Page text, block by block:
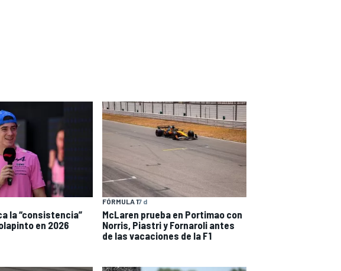
la “consistencia”
en 2026
FÓRMULA 17 d
McLaren prueba en Portimao con
Norris, Piastri y Fornaroli antes
de las vacaciones de la F1